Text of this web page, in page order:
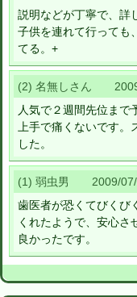
説明などが丁寧で、詳
子供を連れて行っても
てる。+
(2) 名無しさん
人気で２週間先位まで
上手で痛くないです。
した。
(1) 弱虫男 2009/
歯医者が恐くてびくび
くれたようで、安心さ
良かったです。